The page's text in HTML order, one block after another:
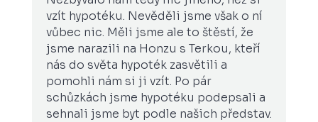
Nevěděli jsme však o ní
Měli jsme ale to štěstí, že
na Honzu s Terkou, kteří
hypoték zasvětili a
si ji vzít. Po pár
jsme hypotéku podepsali a
byt podle našich představ.
perfektní
na míru. Vždy
oboru měla
změnilo a kudy
Terezy